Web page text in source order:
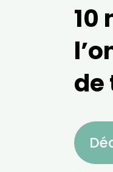
10
de